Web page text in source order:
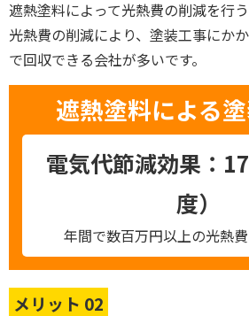
遮熱塗料によって光熱費の削減を行
光熱費の削減により、塗装工事にか
で回収できる会社が多いです。
遮熱塗料による
電気代節減効果：
度）
年間で数百万円以上の光熱
メリット 02